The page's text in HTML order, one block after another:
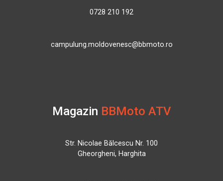
0728 210 192
campulung.moldovenesc@bbmoto.ro
Magazin BBMoto ATV
Str. Nicolae Bălcescu Nr. 100
Gheorgheni, Harghita